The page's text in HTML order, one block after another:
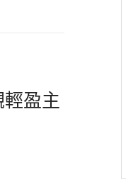
盈主